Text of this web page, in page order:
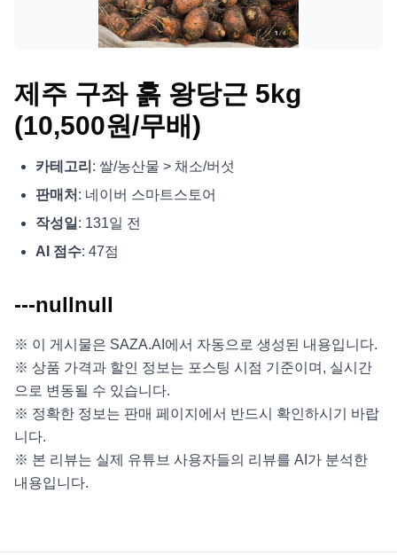
제주 구좌 흙 왕당근 5kg
(10,500원/무배)
카테고리 : 쌀/농산물 > 채소/버섯
판매처 : 네이버 스마트스토어
작성일: 131일 전
AI 점수: 47점
---nullnull
※ 이 게시물은 SAZA.AI에서 자동으로 생성된 내용입니다.
※ 상품 가격과 할인 정보는 포스팅 시점 기준이며, 실시간
으로 변동될 수 있습니다.
※ 정확한 정보는 판매 페이지에서 반드시 확인하시기 바랍
니다.
※ 본 리뷰는 실제 유튜브 사용자들의 리뷰를 AI가 분석한
내용입니다.